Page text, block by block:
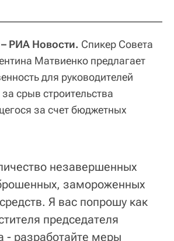
РИА Новости. Спикер Совета
Матвиенко предлагает
для руководителей
срыв строительства
за счет бюджетных
незавершенных
замороженных
Я вас попрошу как
председателя
- разработайте меры